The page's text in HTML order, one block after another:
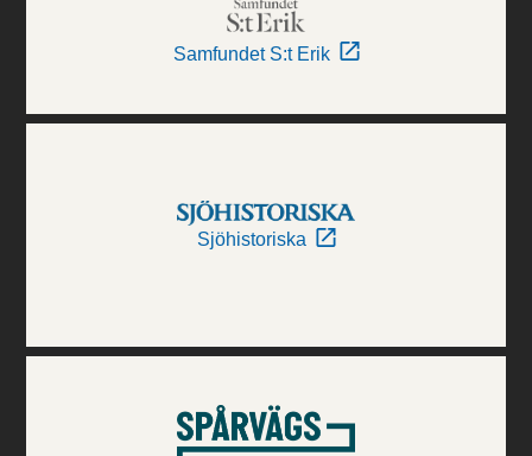
Samfundet S:t Erik
Sjöhistoriska